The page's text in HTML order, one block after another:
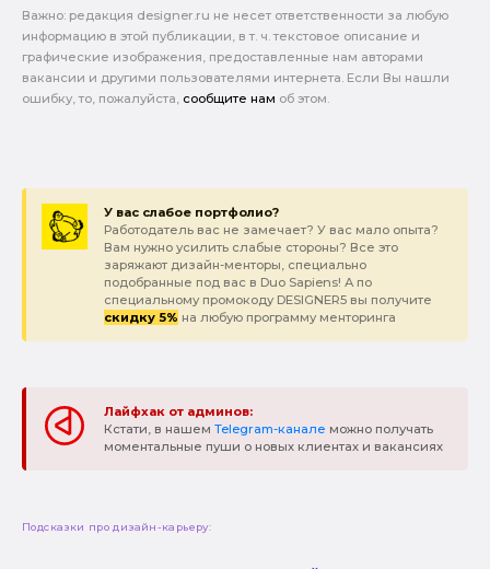
Важно: pедакция designer.ru не несет ответственности за любую
информацию в этой публикации, в т. ч. текстовое описание и
графические изображения, предоставленные нам авторами
вакансии и другими пользователями интернета. Если Вы нашли
ошибку, то, пожалуйста, сообщите нам об этом.
У вас слабое портфолио?
Работодатель вас не замечает? У вас мало опыта?
Вам нужно усилить слабые стороны? Все это
заряжают дизайн-менторы, специально
подобранные под вас в Duo Sapiens! А по
специальному промокоду DESIGNER5 вы получите
скидку 5% на любую программу менторинга
Лайфхак от админов:
Кстати, в нашем Telegram-канале можно получать
моментальные пуши о новых клиентах и вакансиях
Подсказки про дизайн-карьеру: